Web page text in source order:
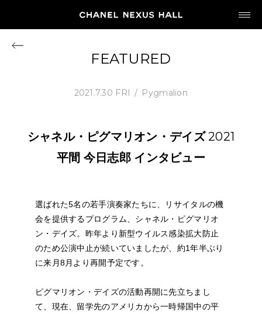
HOME
2026
ARCHIVE
FEATURED
FEATURED
2021.7.30 FRI Pygmalion
シャネル・ピグマリオン・デイズ2021
平間 今日志郎 インタビュー
選ばれた5名の若手演奏家たちに、リサイタルの機
会を提供するプログラム、シャネル・ピグマリオ
ン・デイズ。昨年より新型ウイルス感染拡大防止
のため公演中止が続いていましたが、約1年半ぶり
に来月8月より再開予定です。
ピグマリオン・デイズの活動再開に先立ちまし
て、現在、留学先のアメリカから一時帰国中の平